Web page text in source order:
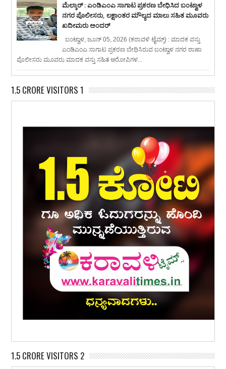
ಮೆಲ್ಕಾರ್ : ಎಂಡಿಎಂಎ ಸಾಗಾಟ ಪ್ರಕರಣ ಬೇಧಿಸಿದ ಬಂಟ್ವಾಳ
ನಗರ ಪೊಲೀಸರು, ಲಕ್ಷಾಂತರ ಮೌಲ್ಯದ ಮಾಲು ಸಹಿತ ಮೂವರು
ಖದೀಮರು ಅಂದರ್
ಬಂಟ್ವಾಳ, ಜೂನ್ 05, 2026 (ಕರಾವಳಿ ಟೈಮ್ಸ್) : ಮಾದಕ ವಸ್ತು
ಎಂಡಿಎಂಎ ಸಾಗಾಟ ಪ್ರಕರಣ ಬೇಧಿಸಿರುವ ಬಂಟ್ವಾಳ ನಗರ ಠಾಣಾ
ಪೊಲೀಸರು ಮೂವರು ಮಾದಕ ವಸ್ತು ಸಹಿತ ಆರೋಪಿಗಳ...
1.5 CRORE VISITORS 1
1.5 CRORE VISITORS 2